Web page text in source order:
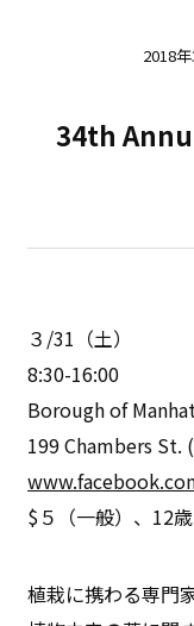
2018
34th
３/31（土）
8:30-16:00
Borough of
199 Chambers St.
$５（一般）、12
植栽に携わる専門